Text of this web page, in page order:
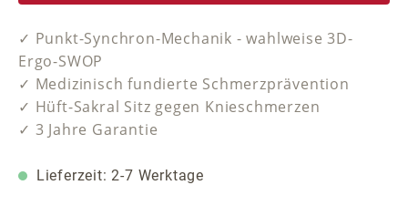
✓ Punkt-Synchron-Mechanik - wahlweise 3D-
Ergo-SWOP
✓ Medizinisch fundierte Schmerzprävention
✓ Hüft-Sakral Sitz gegen Knieschmerzen
✓ 3 Jahre Garantie
Lieferzeit: 2-7 Werktage